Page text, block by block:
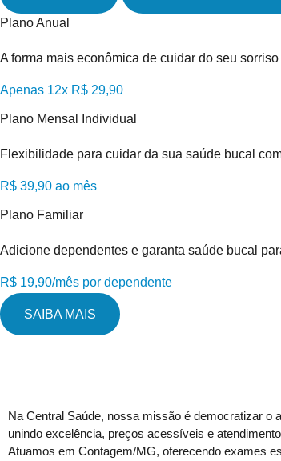
Plano Anual
A forma mais econômica de cuidar do seu
Apenas 12x R$ 29,90
Plano Mensal Individual
Flexibilidade para cuidar da sua saúde bucal
R$ 39,90 ao mês
Plano Familiar
Adicione dependentes e garanta saúde bucal
R$ 19,90/mês por dependente
SAIBA MAIS
Na Central Saúde, nossa missão é democratizar o
unindo excelência, preços acessíveis e
Atuamos em Contagem/MG, oferecendo exames